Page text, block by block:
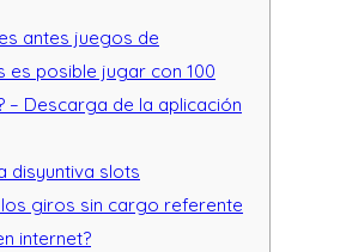
antes juegos de
es posible jugar con 100
– Descarga de la aplicación
disyuntiva slots
los giros sin cargo referente
internet?